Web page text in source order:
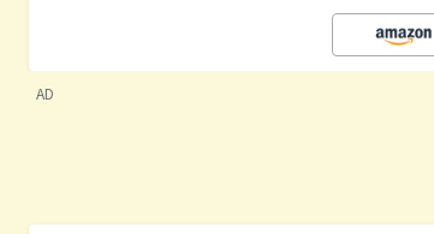
AD